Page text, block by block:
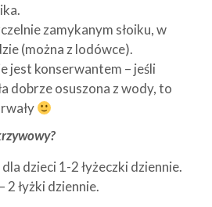
zamykanym słoiku, w
(można z lodówce).
jest konserwantem – jeśli
dobrze osuszona z wody, to
dzieci 1-2 łyżeczki dziennie.
2 łyżki dziennie.